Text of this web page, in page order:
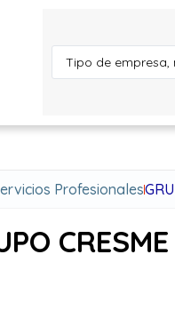
Profesionales